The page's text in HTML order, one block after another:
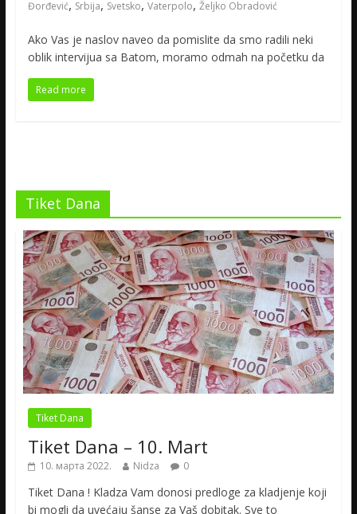
Đorđević, Srbija, Svetsko, Vaterpolo, Željko Obradović
Ako Vas je naslov naveo da pomislite da smo radili neki
oblik intervijua sa Batom, moramo odmah na početku da
Read more
Tiket Dana
Tiket Dana
Tiket Dana – 10. Mart
10. марта 2022. Nidza 0
Tiket Dana ! Kladza Vam donosi predloge za kladjenje koji
bi mogli da uvećaju šanse za Vaš dobitak. Sve to